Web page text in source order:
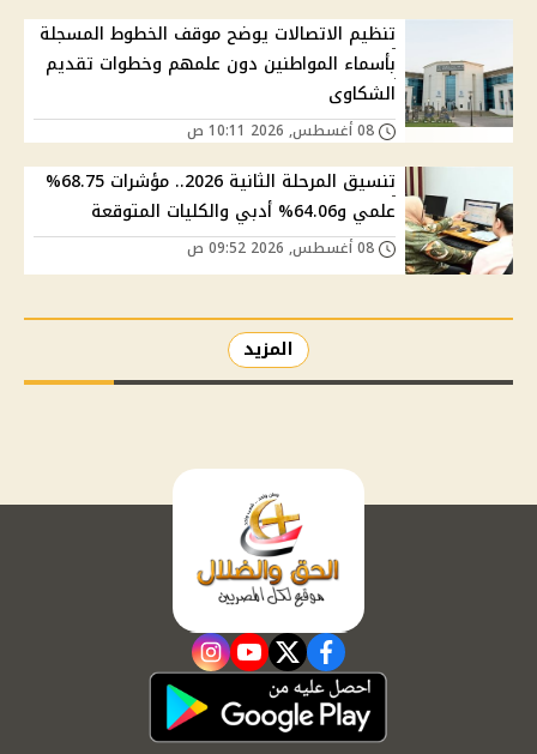
تنظيم الاتصالات يوضح موقف الخطوط المسجلة
بأسماء المواطنين دون علمهم وخطوات تقديم
الشكاوى
تنسيق المرحلة الثانية 2026.. مؤشرات 68.75%
علمي و64.06% أدبي والكليات المتوقعة
المزيد
facebook
twitter
youtube
instagram